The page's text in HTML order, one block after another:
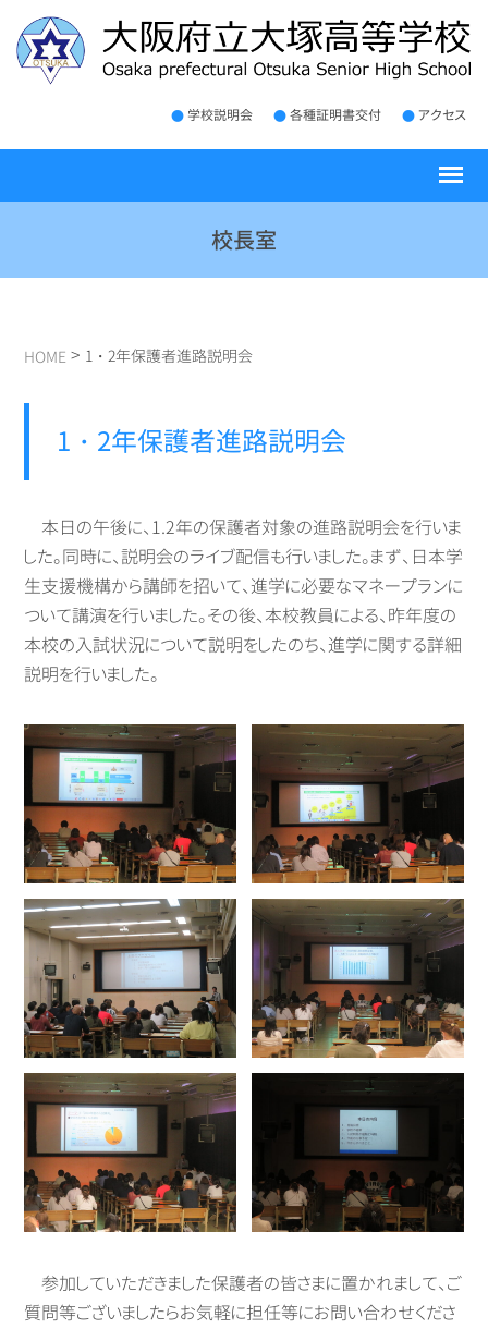
学校説明会 各種証明書交付 アクセス
校長室
HOME > 1・2年保護者進路説明会
1・2年保護者進路説明会
本日の午後に、1.2年の保護者対象の進路説明会を行いま
した。同時に、説明会のライブ配信も行いました。まず、日本学
生支援機構から講師を招いて、進学に必要なマネープランに
ついて講演を行いました。その後、本校教員による、昨年度の
本校の入試状況について説明をしたのち、進学に関する詳細
説明を行いました。
参加していただきました保護者の皆さまに置かれまして、ご
質問等ございましたらお気軽に担任等にお問い合わせくださ